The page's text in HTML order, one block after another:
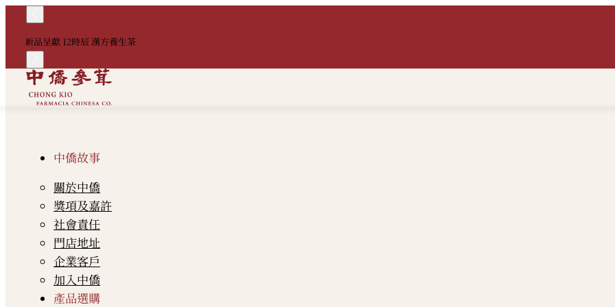
新品呈獻 12時辰 漢方養生茶
中僑故事
關於中僑
獎項及嘉許
社會責任
門店地址
企業客戶
加入中僑
產品選購